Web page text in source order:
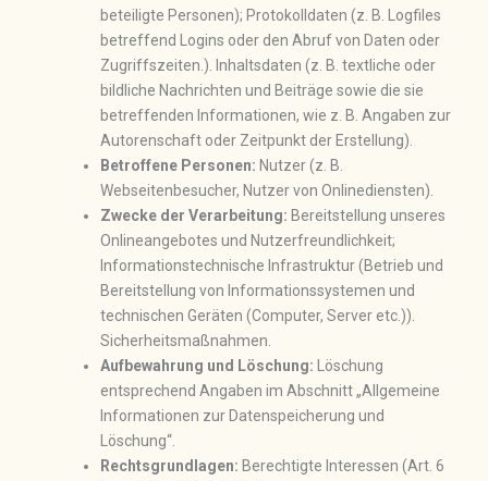
beteiligte Personen); Protokolldaten (z. B. Logfiles
betreffend Logins oder den Abruf von Daten oder
Zugriffszeiten.). Inhaltsdaten (z. B. textliche oder
bildliche Nachrichten und Beiträge sowie die sie
betreffenden Informationen, wie z. B. Angaben zur
Autorenschaft oder Zeitpunkt der Erstellung).
Betroffene Personen: Nutzer (z. B.
Webseitenbesucher, Nutzer von Onlinediensten).
Zwecke der Verarbeitung: Bereitstellung unseres
Onlineangebotes und Nutzerfreundlichkeit;
Informationstechnische Infrastruktur (Betrieb und
Bereitstellung von Informationssystemen und
technischen Geräten (Computer, Server etc.)).
Sicherheitsmaßnahmen.
Aufbewahrung und Löschung: Löschung
entsprechend Angaben im Abschnitt „Allgemeine
Informationen zur Datenspeicherung und
Löschung“.
Rechtsgrundlagen: Berechtigte Interessen (Art. 6